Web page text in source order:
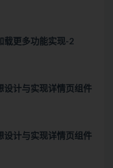
载更多功能实现-2
设计与实现详情页组件
设计与实现详情页组件